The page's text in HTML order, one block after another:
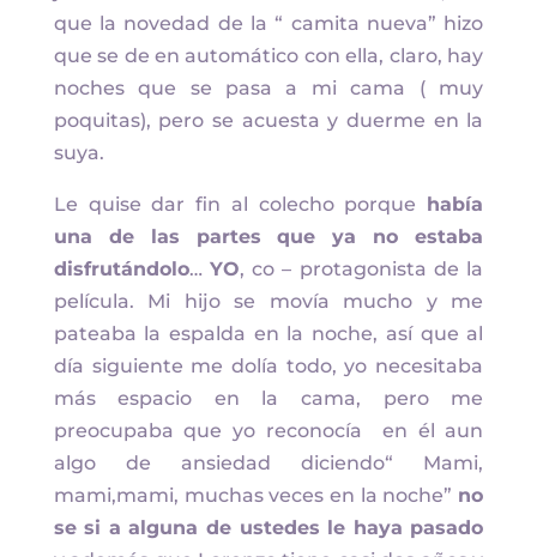
que la novedad de la “ camita nueva” hizo
que se de en automático con ella, claro, hay
noches que se pasa a mi cama ( muy
poquitas), pero se acuesta y duerme en la
suya.
Le quise dar fin al colecho porque había
una de las partes que ya no estaba
disfrutándolo…YO, co – protagonista de la
película. Mi hijo se movía mucho y me
pateaba la espalda en la noche, así que al
día siguiente me dolía todo, yo necesitaba
más espacio en la cama, pero me
preocupaba que yo reconocía en él aun
algo de ansiedad diciendo“ Mami,
mami,mami, muchas veces en la noche” no
se si a alguna de ustedes le haya pasado